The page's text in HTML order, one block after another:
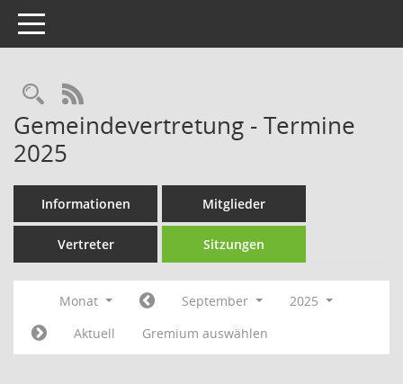
Toggle navigation
Rechercheauswahl
RSS-Feed
Gemeindevertretung - Termine
2025
Informationen Mitglieder
Vertreter Sitzungen
Monat September
2025
Aktuell
Gremium auswählen